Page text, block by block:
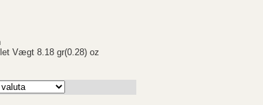
Vægt 8.18 gr(0.28) oz